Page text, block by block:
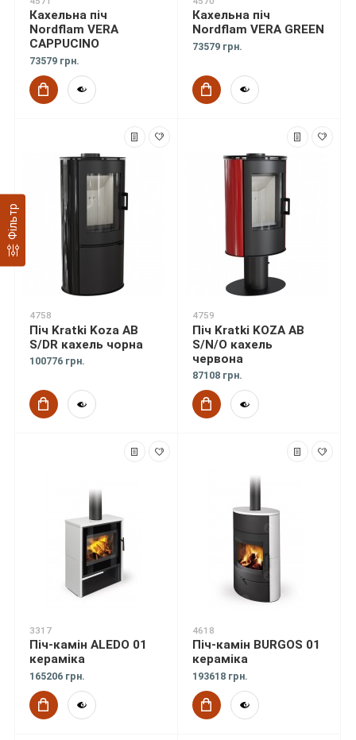
Фільтр
Кахельна піч
Nordflam VERA
CAPPUCINO
73579 грн.
Кахельна піч
Nordflam VERA GREEN
73579 грн.
4758
Піч Kratki Koza AB
S/DR кахель чорна
100776 грн.
4759
Піч Kratki KOZA AB
S/N/O кахель
червона
87108 грн.
3317
Піч-камін ALEDO 01
кераміка
165206 грн.
4618
Піч-камін BURGOS 01
кераміка
193618 грн.